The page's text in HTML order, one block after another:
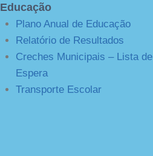
Educação
Plano Anual de Educação
Relatório de Resultados
Creches Municipais – Lista de
Espera
Transporte Escolar